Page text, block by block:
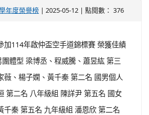
年度榮譽榜 | 2025-05-12 | 點閱數： 376
加114年啟仲盃空手道錦標賽 榮獲佳績
體型 梁博丞、程威騰、蕭昱紘 第三
薇、楊子嫻、黃千秦 第二名 國男個人
第二名 八年級組 陳詳尹 第五名 國女
千秦 第五名 九年級組 潘恩欣 第二名